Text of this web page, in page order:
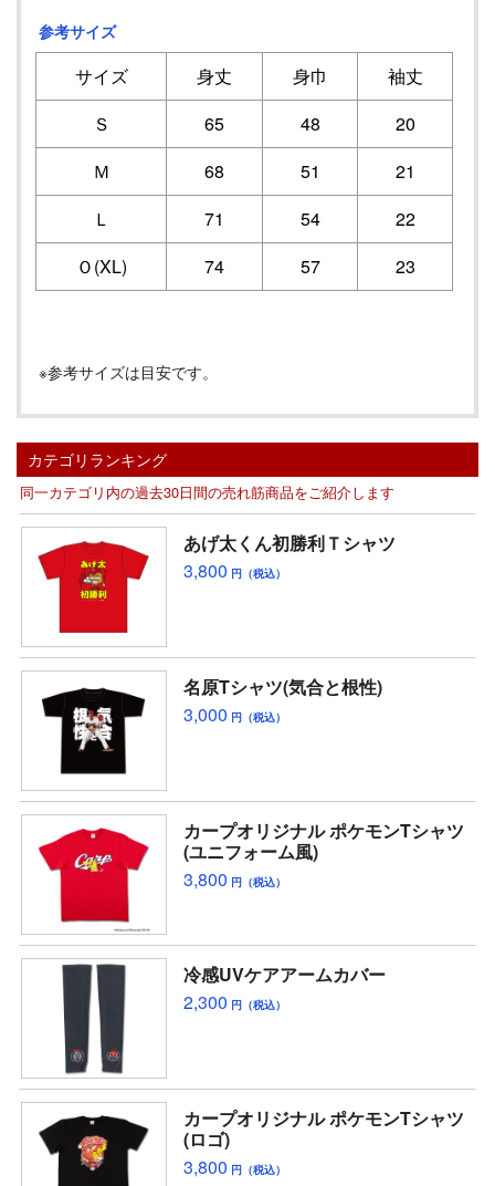
参考サイズ
サイズ 身丈 身巾
袖丈
Ｓ
65 48
20
Ｍ
68 51
21
Ｌ
71 54
22
Ｏ(XL)
74 57 23
※参考サイズは目安です。
カテゴリランキング
同一カテゴリ内の過去30日間の売れ筋商品をご紹介します
あげ太くん初勝利Ｔシャツ
3,800 円（税込）
名原Tシャツ(気合と根性)
3,000 円（税込）
カープオリジナル ポケモンTシャツ
(ユニフォーム風)
3,800 円（税込）
冷感UVケアアームカバー
2,300 円（税込）
カープオリジナル ポケモンTシャツ
(ロゴ)
3,800 円（税込）